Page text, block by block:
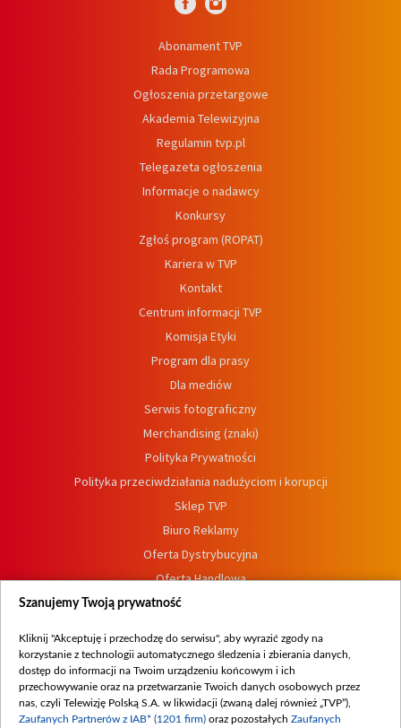
Abonament TVP
Rada Programowa
Ogłoszenia przetargowe
Akademia Telewizyjna
Regulamin tvp.pl
Telegazeta ogłoszenia
Informacje o nadawcy
Konkursy
Zgłoś program (ROPAT)
Kariera w TVP
Kontakt
Centrum informacji TVP
Komisja Etyki
Program dla prasy
Dla mediów
Serwis fotograficzny
Merchandising (znaki)
Polityka Prywatności
Polityka przeciwdziałania nadużyciom i korupcji
Sklep TVP
Biuro Reklamy
Oferta Dystrybucyjna
Oferta Handlowa
Dostępność
Procedura zgłoszeń wewnętrznych
Szanujemy Twoją prywatność
Kliknij "Akceptuję i przechodzę do serwisu", aby wyrazić zgody na
korzystanie z technologii automatycznego śledzenia i zbierania danych,
dostęp do informacji na Twoim urządzeniu końcowym i ich
przechowywanie oraz na przetwarzanie Twoich danych osobowych przez
nas, czyli Telewizję Polską S.A. w likwidacji (zwaną dalej również „TVP”),
Zaufanych Partnerów z IAB* (1201 firm) oraz pozostałych Zaufanych